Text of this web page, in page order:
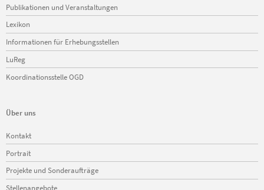
Publikationen und Veranstaltungen
Lexikon
Informationen für Erhebungsstellen
LuReg
Koordinationsstelle OGD
Über uns
Navigation
überspringen
Kontakt
Portrait
Projekte und Sonderaufträge
Stellenangebote